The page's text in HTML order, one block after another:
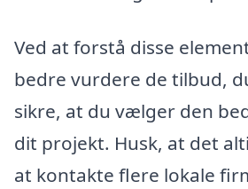
Ved at forstå disse
bedre vurdere de tilbud,
sikre, at du vælger den
dit projekt. Husk, at det
at kontakte flere lokale